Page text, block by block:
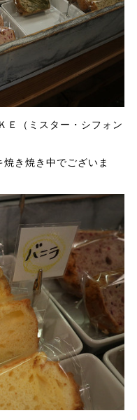
Ｅ（ミスター・シフォン
き焼き中でございま